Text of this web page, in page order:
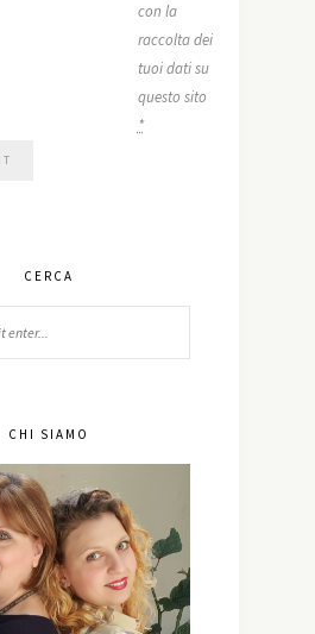
con la
raccolta dei
tuoi dati su
questo sito
*
CERCA
CHI SIAMO